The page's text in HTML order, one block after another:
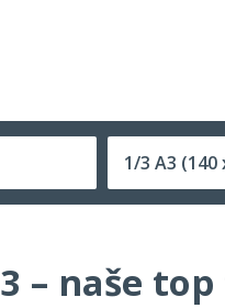
1/3 A3 (140 x
Velikost
– naše